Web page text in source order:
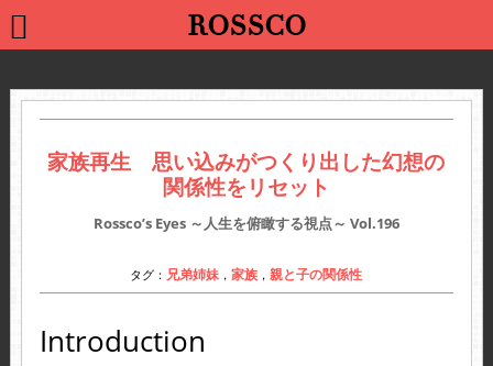
ROSSCO
家族再生 思い込みがつくり出した幻想の
関係性をリセット
Rossco’s Eyes ～人生を俯瞰する視点～ Vol.196
タグ： 兄弟姉妹 ，家族 ，親と子の関係性
Introduction